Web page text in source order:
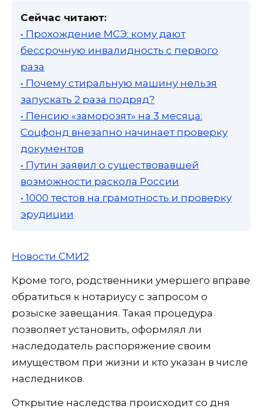
Сейчас читают:
• Прохождение МСЭ: кому дают
бессрочную инвалидность с первого
раза
• Почему стиральную машину нельзя
запускать 2 раза подряд?
• Пенсию «заморозят» на 3 месяца:
Соцфонд внезапно начинает проверку
документов
• Путин заявил о существовавшей
возможности раскола России
• 1000 тестов на грамотность и проверку
эрудиции
Новости СМИ2
Кроме того, родственники умершего вправе
обратиться к нотариусу с запросом о
розыске завещания. Такая процедура
позволяет установить, оформлял ли
наследодатель распоряжение своим
имуществом при жизни и кто указан в числе
наследников.
Открытие наследства происходит со дня